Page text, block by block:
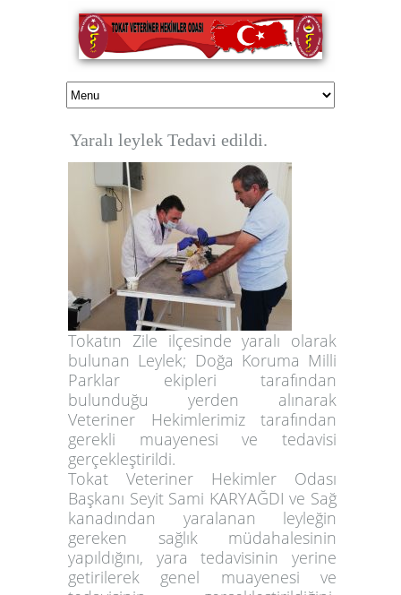
Yaralı leylek Tedavi edildi.
Tokatın Zile ilçesinde yaralı olarak
bulunan Leylek; Doğa Koruma Milli
Parklar ekipleri tarafından
bulunduğu yerden alınarak
Veteriner Hekimlerimiz tarafından
gerekli muayenesi ve tedavisi
gerçekleştirildi.
Tokat Veteriner Hekimler Odası
Başkanı Seyit Sami KARYAĞDI ve Sağ
kanadından yaralanan leyleğin
gereken sağlık müdahalesinin
yapıldığını, yara tedavisinin yerine
getirilerek genel muayenesi ve